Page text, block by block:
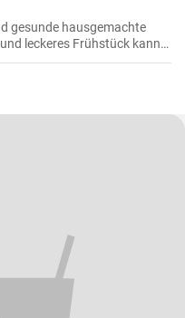
gesunde hausgemachte
leckeres Frühstück kann